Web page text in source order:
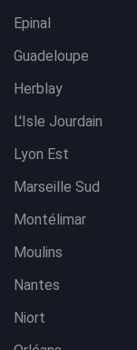
Epinal
Guadeloupe
Herblay
L'Isle Jourdain
Lyon Est
Marseille Sud
Montélimar
Moulins
Nantes
Niort